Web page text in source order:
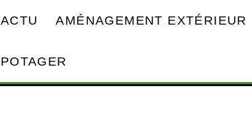
ACTU AMÉNAGEMENT EXTÉRIEUR
POTAGER